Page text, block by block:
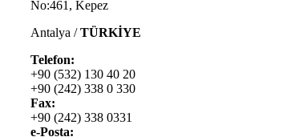
No:461, Kepez
Antalya /TÜRKİYE
Telefon:
+90 (532) 130 40 20
+90 (242) 338 0 330
Fax:
+90 (242) 338 0331
e-Posta: